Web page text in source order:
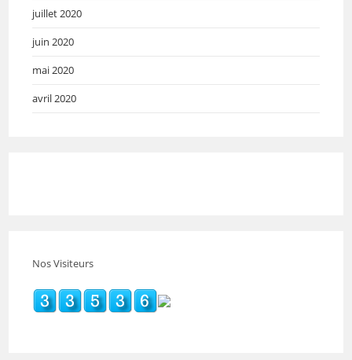
juillet 2020
juin 2020
mai 2020
avril 2020
Nos Visiteurs